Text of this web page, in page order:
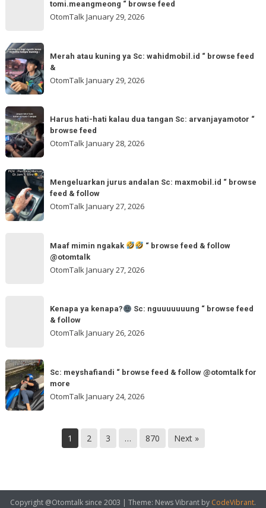
&
follow
gladibersih,
otw
🌬
🌬
Sc:
“
browse
feed
tomi.meangmeong “ browse feed
OtomTalkJanuary 29, 2026
Merah
atau
kuning
ya
Sc:
wahidmobil.id
“
browse
Merah atau kuning ya Sc: wahidmobil.id “ browse feed
&
OtomTalk January 29, 2026
Harus
hati-
hati
kalau
dua
tangan
Sc:
arvanjayamotor
Harus hati-hati kalau dua tangan Sc: arvanjayamotor “
browse feed
OtomTalkJanuary 28, 2026
Mengeluarkan
jurus
andalan
Sc:
Mengeluarkan jurus andalan Sc: maxmobil.id “ browse
feed & follow
OtomTalkJanuary 27, 2026
follow
@otomtalk
Maaf mimin ngakak
“ browse feed & follow
@otomtalk
OtomTalkJanuary 27, 2026
Sc:
nguuuuuuung
“
browse
Kenapa ya kenapa?
Sc: nguuuuuuung “ browse feed
& follow
OtomTalkJanuary 26, 2026
Sc:
meyshafiandi
“
browse
more
Sc: meyshafiandi “ browse feed & follow @otomtalk for
more
OtomTalkJanuary 24, 2026
1 2 3 … 870 Next »
Copyright @Otomtalk since 2003 | Theme: News Vibrant by CodeVibrant.